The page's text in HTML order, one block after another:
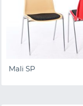
Mali SP